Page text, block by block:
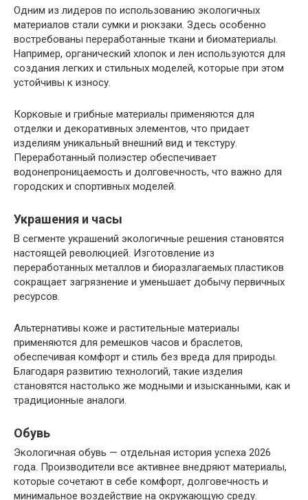
Одним из лидеров по использованию экологичных
материалов стали сумки и рюкзаки. Здесь особенно
востребованы переработанные ткани и биоматериалы.
Например, органический хлопок и лен используются для
создания легких и стильных моделей, которые при этом
устойчивы к износу.
Корковые и грибные материалы применяются для
отделки и декоративных элементов, что придает
изделиям уникальный внешний вид и текстуру.
Переработанный полиэстер обеспечивает
водонепроницаемость и долговечность, что важно для
городских и спортивных моделей.
Украшения и часы
В сегменте украшений экологичные решения становятся
настоящей революцией. Изготовление из
переработанных металлов и биоразлагаемых пластиков
сокращает загрязнение и уменьшает добычу первичных
ресурсов.
Альтернативы коже и растительные материалы
применяются для ремешков часов и браслетов,
обеспечивая комфорт и стиль без вреда для природы.
Благодаря развитию технологий, такие изделия
становятся настолько же модными и изысканными, как и
традиционные аналоги.
Обувь
Экологичная обувь — отдельная история успеха 2026
года. Производители все активнее внедряют материалы,
которые сочетают в себе комфорт, долговечность и
минимальное воздействие на окружающую среду.